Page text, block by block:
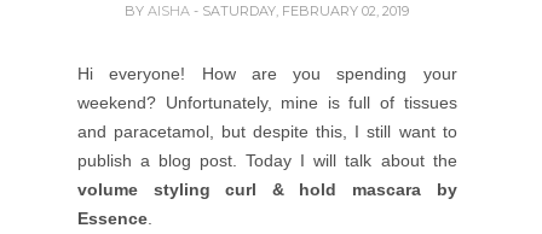
BYAISHA- SATURDAY, FEBRUARY 02, 2019
Hi everyone! How are you spending your
weekend? Unfortunately, mine is full of tissues
and paracetamol, but despite this, I still want to
publish a blog post. Today I will talk about the
volume styling curl & hold mascara by
Essence